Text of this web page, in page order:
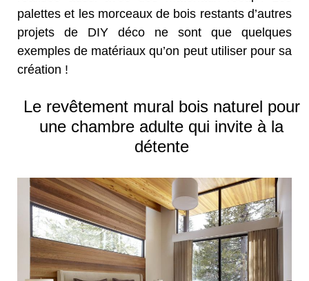
palettes et les morceaux de bois restants d’autres
projets de DIY déco ne sont que quelques
exemples de matériaux qu’on peut utiliser pour sa
création !
Le revêtement mural bois naturel pour
une chambre adulte qui invite à la
détente